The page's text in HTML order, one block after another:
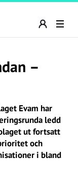
–
Evam har
ledd
ut fortsatt
och
i bland